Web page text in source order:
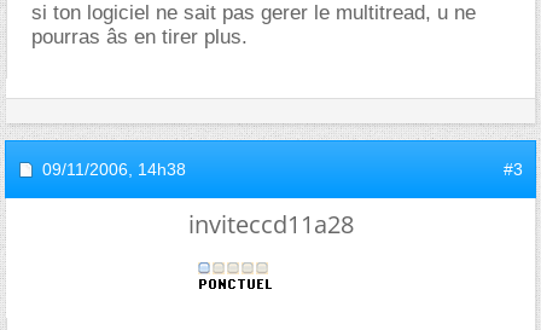
si ton logiciel ne sait pas gerer le multitread, u ne
pourras âs en tirer plus.
09/11/2006, 14h38 #3
inviteccd11a28